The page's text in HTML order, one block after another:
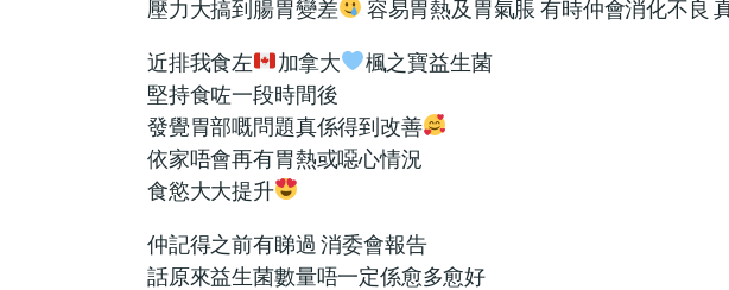
壓力大搞到腸胃變差
容易胃熱及胃氣脹 有時仲會消化不良
近排我食左 加拿大
楓之寶益生菌
堅持食咗一段時間後
發覺胃部嘅問題真係得到改善
依家唔會再有胃熱或噁心情況
食慾大大提升
仲記得之前有睇過 消委會報告
話原來益生菌數量唔一定係愈多愈好